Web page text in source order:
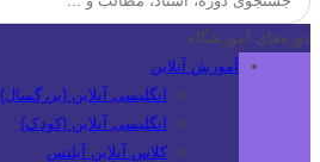
دوره‌های آموزشگاه
آموزش آنلاین
انگلیسی آنلاین (بزرگسال)
انگلیسی آنلاین (کودک)
کلاس آنلاین آیلتس